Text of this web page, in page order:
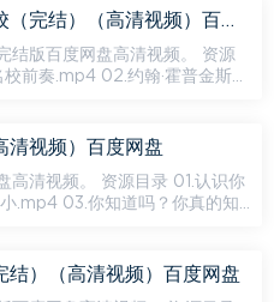
芝麻学社漫游世界之世界名校（完结）（高清视频）百度网盘
结版百度网盘高清视频。 资源
前奏.mp4 02.约翰·霍普金斯大
清视频）百度网盘
高清视频。 资源目录 01.认识你
.mp4 03.你知道吗？你真的知
结）（高清视频）百度网盘